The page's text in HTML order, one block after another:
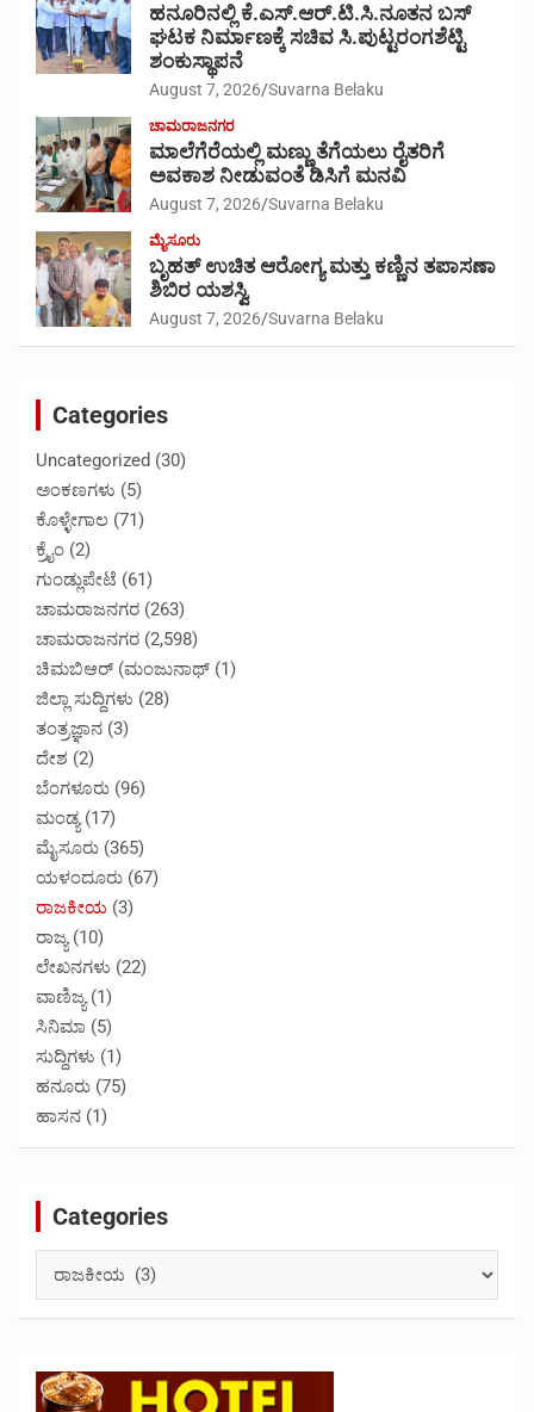
ಹನೂರಿನಲ್ಲಿ ಕೆ.ಎಸ್.ಆರ್.ಟಿ.ಸಿ.ನೂತನ ಬಸ್
ಘಟಕ ನಿರ್ಮಾಣಕ್ಕೆ ಸಚಿವ ಸಿ.ಪುಟ್ಟರಂಗಶೆಟ್ಟಿ
ಶಂಕುಸ್ಥಾಪನೆ
August 7, 2026 Suvarna Belaku
ಚಾಮರಾಜನಗರ
ಮಾಲೆಗೆರೆಯಲ್ಲಿ ಮಣ್ಣು ತೆಗೆಯಲು ರೈತರಿಗೆ
ಅವಕಾಶ ನೀಡುವಂತೆ ಡಿಸಿಗೆ ಮನವಿ
August 7, 2026 Suvarna Belaku
ಮೈಸೂರು
ಬೃಹತ್ ಉಚಿತ ಆರೋಗ್ಯ ಮತ್ತು ಕಣ್ಣಿನ ತಪಾಸಣಾ
ಶಿಬಿರ ಯಶಸ್ವಿ
August 7, 2026 Suvarna Belaku
Categories
Uncategorized (30)
ಅಂಕಣಗಳು (5)
ಕೊಳ್ಳೇಗಾಲ (71)
ಕ್ರೈಂ (2)
ಗುಂಡ್ಲುಪೇಟೆ (61)
ಚಾಮರಾಜನಗರ (263)
ಚಾಮರಾಜನಗರ (2,598)
ಚಿಮಬಿಆರ್ (ಮಂಜುನಾಥ್ (1)
ಜಿಲ್ಲಾ ಸುದ್ದಿಗಳು (28)
ತಂತ್ರಜ್ಞಾನ (3)
ದೇಶ (2)
ಬೆಂಗಳೂರು (96)
ಮಂಡ್ಯ(17)
ಮೈಸೂರು (365)
ಯಳಂದೂರು (67)
ರಾಜಕೀಯ (3)
ರಾಜ್ಯ(10)
ಲೇಖನಗಳು (22)
ವಾಣಿಜ್ಯ(1)
ಸಿನಿಮಾ (5)
ಸುದ್ದಿಗಳು (1)
ಹನೂರು (75)
ಹಾಸನ (1)
Categories